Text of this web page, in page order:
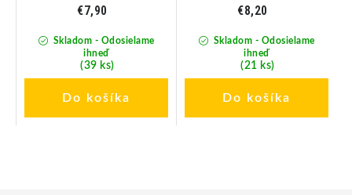
Skladom - Odosielame
ihneď
(39 ks)
€7,90
Do košíka
Skladom - Odosielame
ihneď
(21 ks)
€8,20
Do košíka